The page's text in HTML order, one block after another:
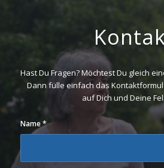
Hast Du Fragen? Möchtest Du gleich
Dann fülle einfach das
auf Dich und Deine
Name*